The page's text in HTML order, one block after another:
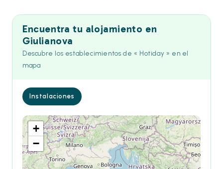
Encuentra tu alojamiento en
Giulianova
Descubre los establecimientos de « Hotiday » en el
mapa
Instalaciones
+
−